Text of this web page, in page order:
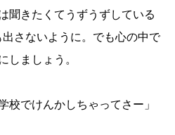
聞きたくてうずうずしている
さないように。でも心の中で
しましょう。
校でけんかしちゃってさー」